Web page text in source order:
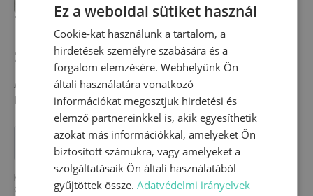
Talpas nadrág – libás(50)
2800 Ft
Anyaga:pamut futter(95% pamut, 5% elasztán)
Méretek:50
nadrág
mennyiség
KOSÁRBA TESZEM
Kategória:
Nadrág
Címkék:
hosszú nadrág,nadrág,talpasnadrág
Ez a weboldal sütiket használ
Cookie-kat használunk a tartalom, a
hirdetések személyre szabására és a
forgalom elemzésére. Webhelyünk Ön
általi használatára vonatkozó
információkat megosztjuk hirdetési és
elemző partnereinkkel is, akik egyesíthetik
azokat más információkkal, amelyeket Ön
biztosított számukra, vagy amelyeket a
szolgáltatásaik Ön általi használatából
gyűjtöttek össze.Adatvédelmi irányelvek